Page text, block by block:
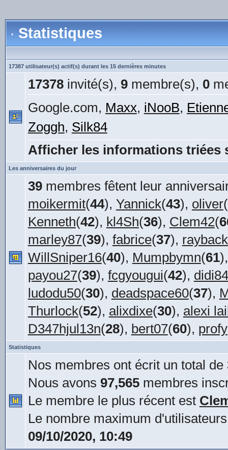
Statistiques
17387 utilisateur(s) actif(s) durant les 15 dernières minutes
17378invité(s), 9membre(s), 0
Google.com, Maxx, iNooB,
Zoggh, Silk84
Afficher les informations triées
Les anniversaires du jour
39membres fêtent leur
moikermit(44), Yannick(43), oliver(
Kenneth(42), kl4Sh(36), Clem42(
marley87(39), fabrice(37), rayback
WillSniper16(40), Mumpbymn(61
payou27(39), fcgyougui(42),
ludodu50(30), deadspace60(37),
Thurlock(52), alixdixe(30), alexi
D347hjul13n(28), bert07(60), profy
Statistiques
Nos membres ont écrit un total de
Nous avons 97,565membres
Le membre le plus récent est
Le nombre maximum
09/10/2020, 10:49